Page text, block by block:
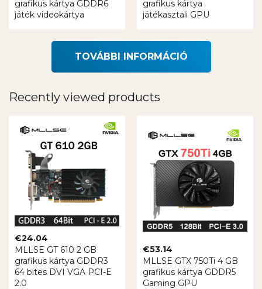
grafikus kártya GDDR6
játék videokártya
grafikus kártya
játékasztali GPU
TOVÁBBI INFORMÁCIÓ
Recently viewed products
€24.04
MLLSE GT 610 2 GB
grafikus kártya GDDR3
64 bites DVI VGA PCI-E
2.0
€53.14
MLLSE GTX 750Ti 4 GB
grafikus kártya GDDR5
Gaming GPU